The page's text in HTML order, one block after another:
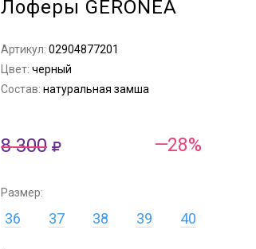
Лоферы GERONEA
Артикул:02904877201
Цвет:черный
Состав:натуральная замша
8 300 —28%
Размер:
36 37 38 39 40